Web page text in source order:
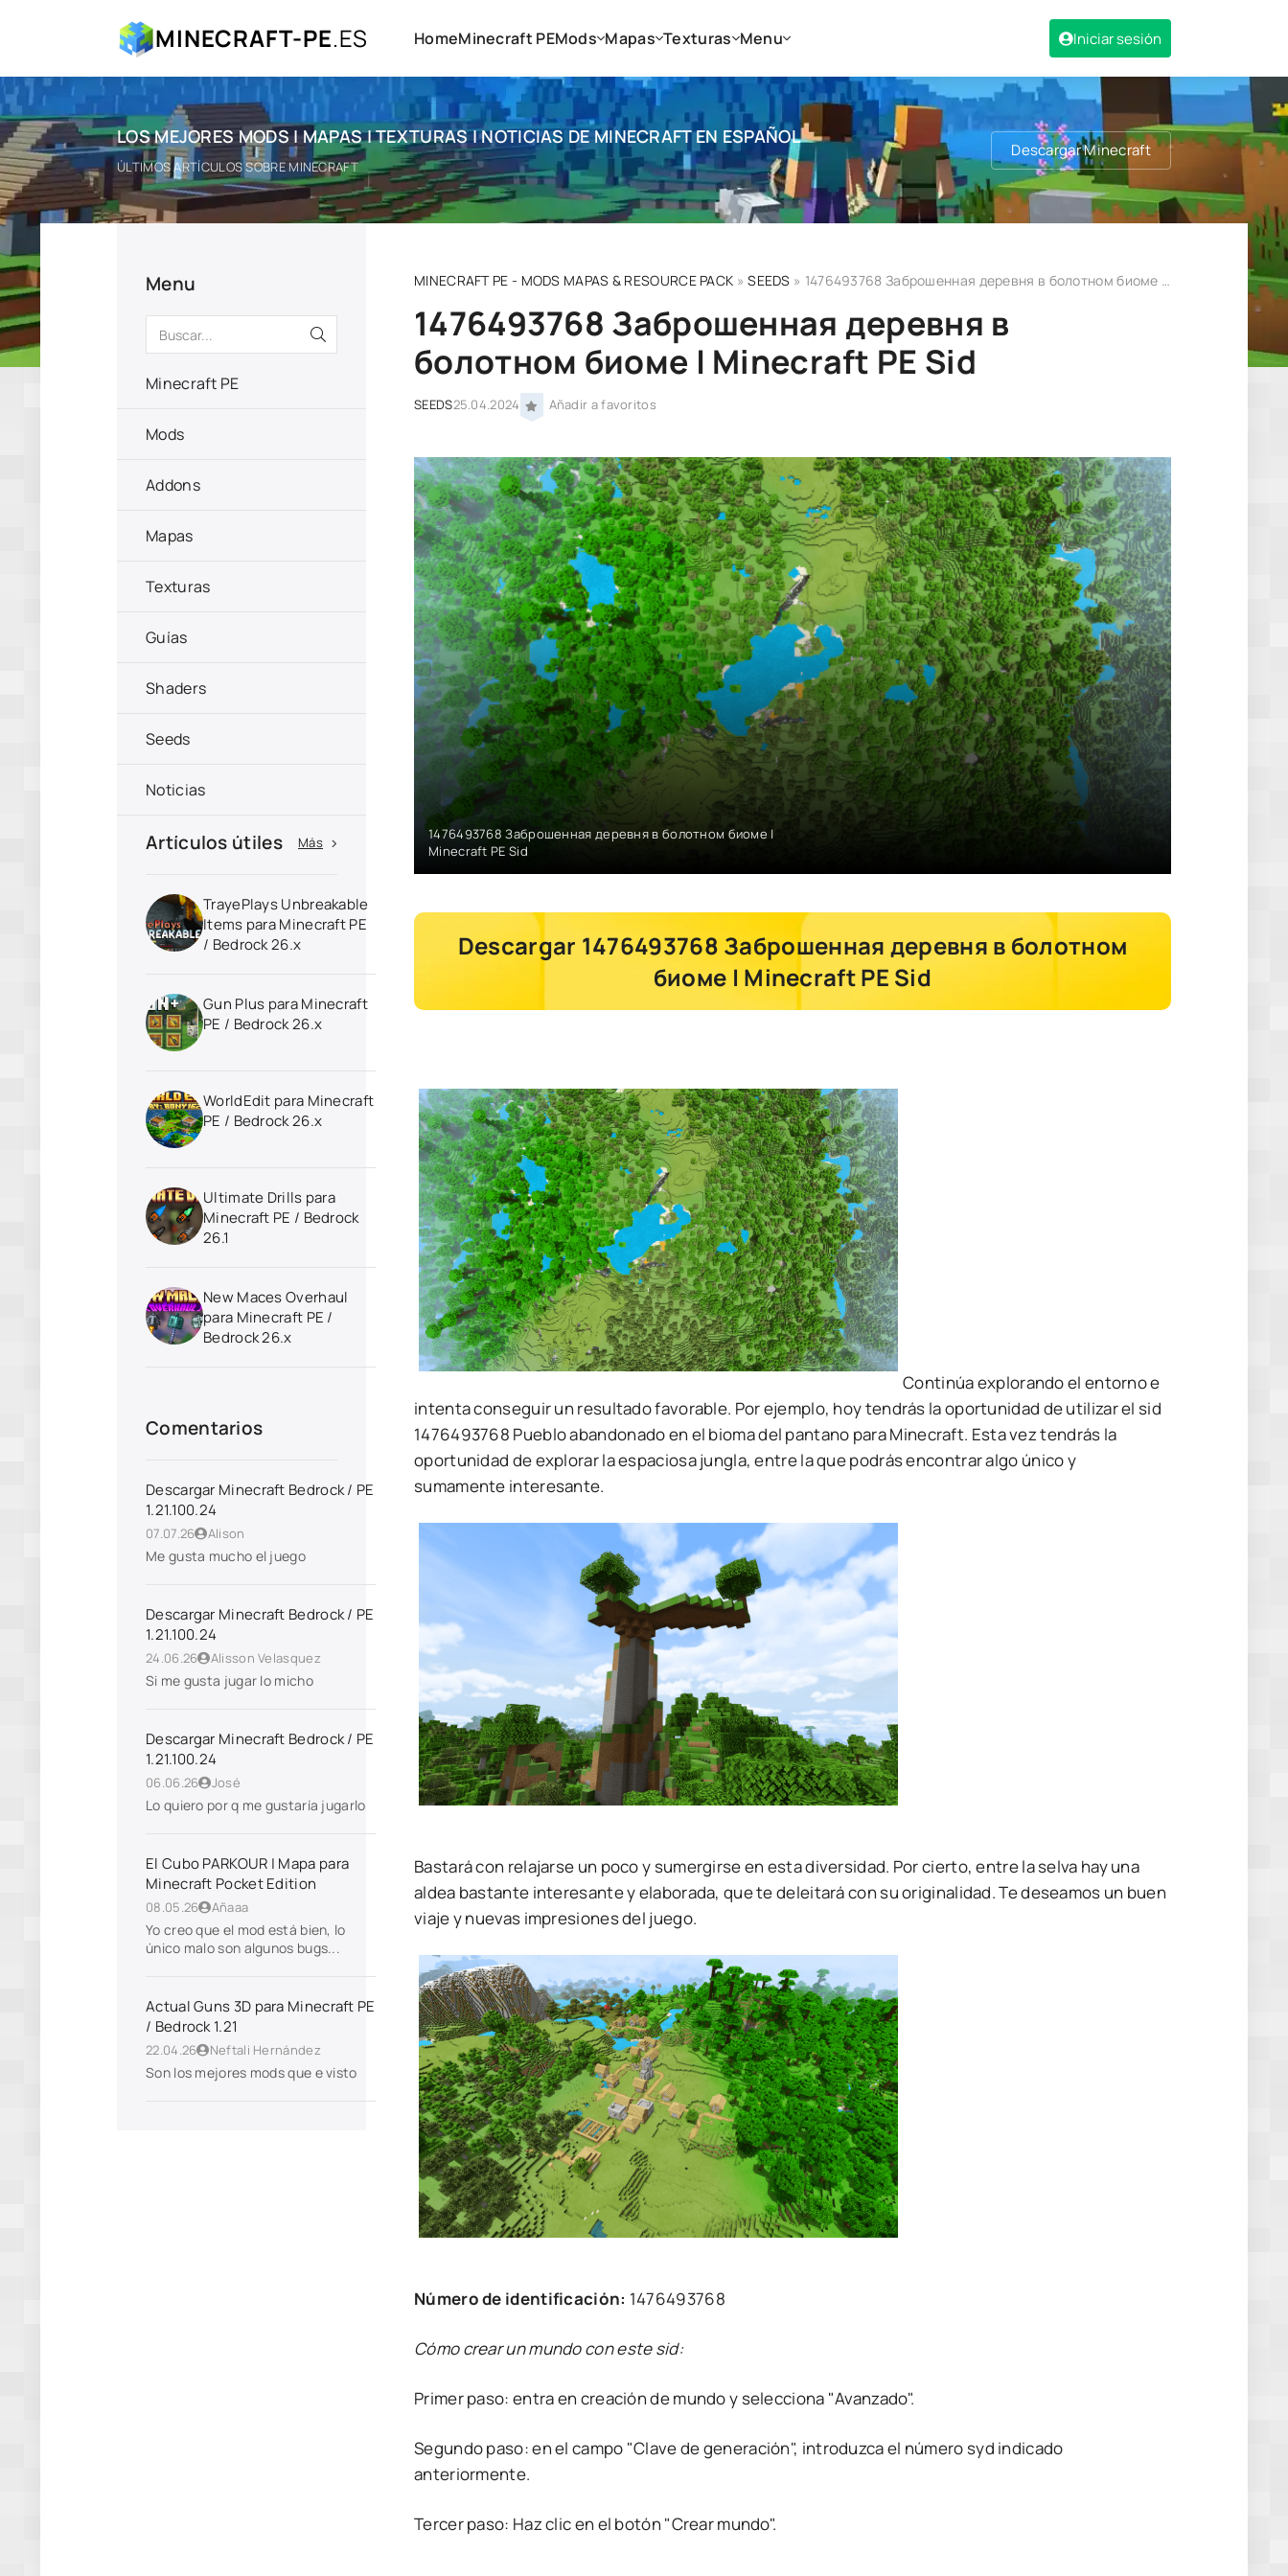
MINECRAFT-PE.ES HomeMinecraft PEMods Mapas Texturas Menu Iniciar sesión
LOS MEJORES MODS | MAPAS | TEXTURAS | NOTICIAS DE MINECRAFT EN ESPAÑOL
ÚLTIMOS ARTÍCULOS SOBRE MINECRAFT
Descargar Minecraft
MINECRAFT PE - MODS MAPAS & RESOURCE PACK »SEEDS » 1476493768 Заброшенная деревня в болотном биоме | Minecraft PE Sid
1476493768 Заброшенная деревня в
болотном биоме | Minecraft PE Sid
SEEDS25.04.2024 Añadir a favoritos
1476493768 Заброшенная деревня в болотном биоме |
Minecraft PE Sid
Descargar 1476493768 Заброшенная деревня в болотном
биоме | Minecraft PE Sid
Continúa explorando el entorno e
intenta conseguir un resultado favorable. Por ejemplo, hoy tendrás la oportunidad de utilizar el sid
1476493768 Pueblo abandonado en el bioma del pantano para Minecraft. Esta vez tendrás la
oportunidad de explorar la espaciosa jungla, entre la que podrás encontrar algo único y
sumamente interesante.
Bastará con relajarse un poco y sumergirse en esta diversidad. Por cierto, entre la selva hay una
aldea bastante interesante y elaborada, que te deleitará con su originalidad. Te deseamos un buen
viaje y nuevas impresiones del juego.
Número de identificación: 1476493768
Cómo crear un mundo con este sid:
Primer paso: entra en creación de mundo y selecciona "Avanzado".
Segundo paso: en el campo "Clave de generación", introduzca el número syd indicado
anteriormente.
Tercer paso: Haz clic en el botón "Crear mundo".
Menu
Minecraft PE
Mods
Addons
Mapas
Texturas
Guías
Shaders
Seeds
Noticias
Artículos útiles Más
TrayePlays Unbreakable
Items para Minecraft PE
/ Bedrock 26.x
Gun Plus para Minecraft
PE / Bedrock 26.x
WorldEdit para Minecraft
PE / Bedrock 26.x
Ultimate Drills para
Minecraft PE / Bedrock
26.1
New Maces Overhaul
para Minecraft PE /
Bedrock 26.x
Comentarios
Descargar Minecraft Bedrock / PE
1.21.100.24
07.07.26 Alison
Me gusta mucho el juego
Descargar Minecraft Bedrock / PE
1.21.100.24
24.06.26 Alisson Velasquez
Si me gusta jugar lo micho
Descargar Minecraft Bedrock / PE
1.21.100.24
06.06.26 José
Lo quiero por q me gustaría jugarlo
El Cubo PARKOUR | Mapa para
Minecraft Pocket Edition
08.05.26 Añaaa
Yo creo que el mod está bien, lo
único malo son algunos bugs...
Actual Guns 3D para Minecraft PE
/ Bedrock 1.21
22.04.26 Neftali Hernández
Son los mejores mods que e visto